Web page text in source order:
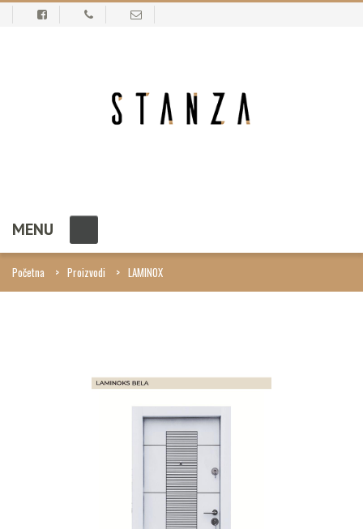
MENU
Početna Proizvodi LAMINOX